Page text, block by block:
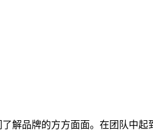
解品牌的方方面面。在团队中